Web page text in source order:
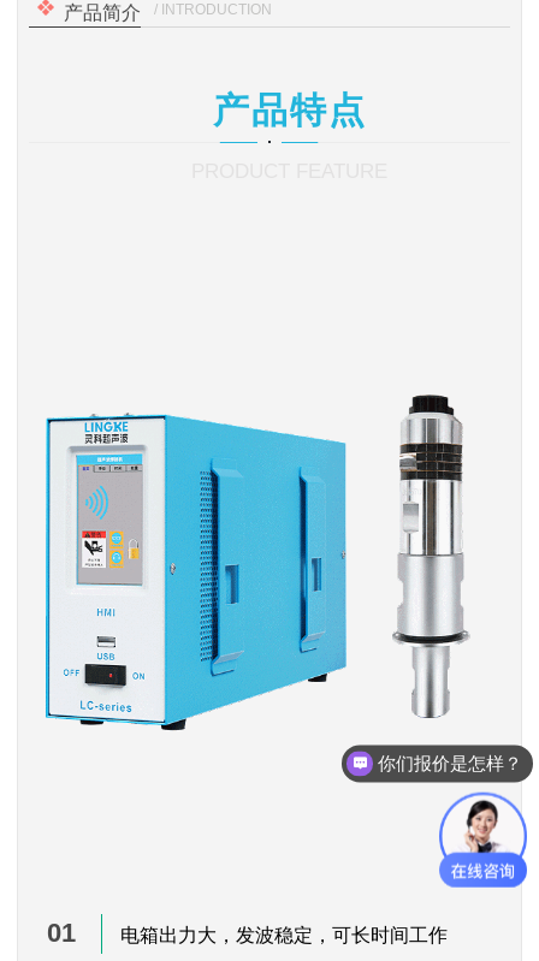
产品简介 / INTRODUCTION
产品特点
01 电箱出力大，发波稳定，可长时间工作
你们报价是怎样？